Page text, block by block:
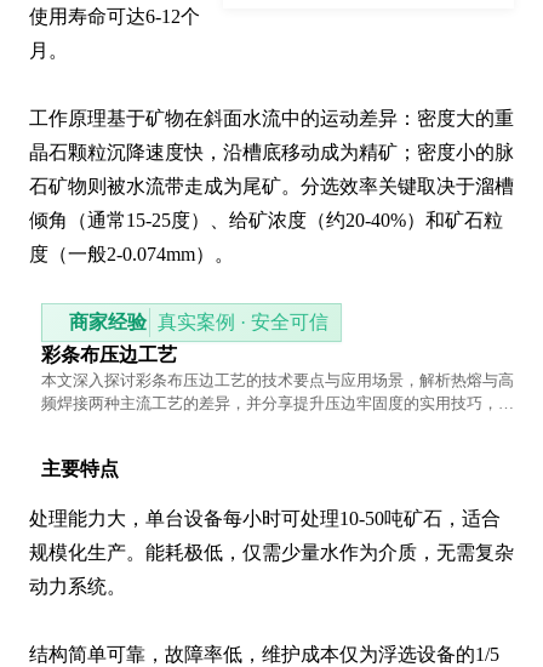
使用寿命可达6-12个
月。
工作原理基于矿物在斜面水流中的运动差异：密度大的重
晶石颗粒沉降速度快，沿槽底移动成为精矿；密度小的脉
石矿物则被水流带走成为尾矿。分选效率关键取决于溜槽
倾角（通常15-25度）、给矿浓度（约20-40%）和矿石粒
度（一般2-0.074mm）。
商家经验 真实案例 · 安全可信
彩条布压边工艺
本文深入探讨彩条布压边工艺的技术要点与应用场景，解析热熔与高
频焊接两种主流工艺的差异，并分享提升压边牢固度的实用技巧，为
主要特点
处理能力大，单台设备每小时可处理10-50吨矿石，适合
规模化生产。能耗极低，仅需少量水作为介质，无需复杂
动力系统。
结构简单可靠，故障率低，维护成本仅为浮选设备的1/5